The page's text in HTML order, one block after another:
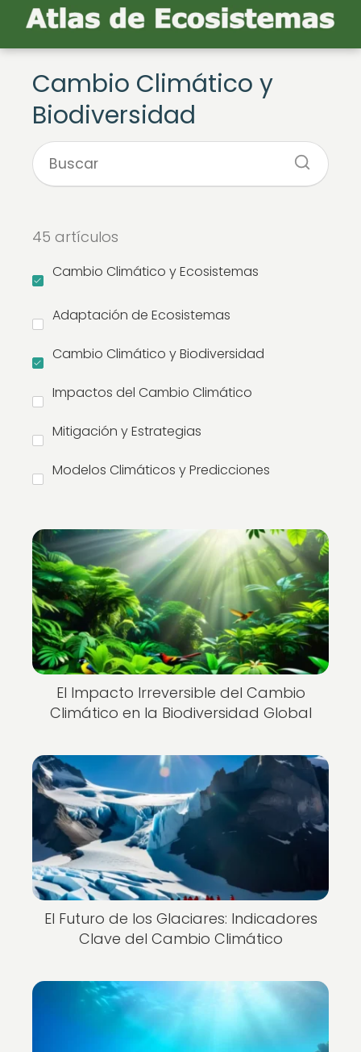
Cambio Climático y
Biodiversidad
45 artículos
Cambio Climático y Ecosistemas
Adaptación de Ecosistemas
Cambio Climático y Biodiversidad
Impactos del Cambio Climático
Mitigación y Estrategias
Modelos Climáticos y Predicciones
El Impacto Irreversible del Cambio
Climático en la Biodiversidad Global
El Futuro de los Glaciares: Indicadores
Clave del Cambio Climático